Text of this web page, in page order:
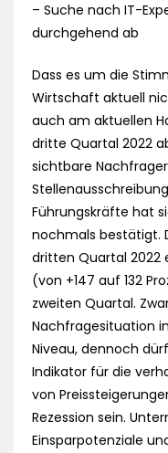
– Suche nach IT-
durchgehend ab
Dass es um die
Wirtschaft aktuell
auch am aktuellen
dritte Quartal 2022
sichtbare
Führungskräfte hat
nochmals bestätigt.
dritten Quartal 2022
(von +147 auf 132
zweiten Quartal.
Nachfragesituation
Niveau, dennoch
Indikator für die
von
Rezession sein.
Einsparpotenziale